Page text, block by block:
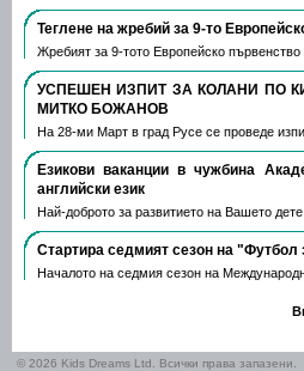
Теглене на жребий за 9-то
Жребият за 9-тото Европейско
УСПЕШЕН ИЗПИТ ЗА КОЛАНИ ПО
МИТКО БОЖАНОВ
На 28-ми Март в град Русе се проведе
Езикови ваканции​ в чужбина
английски език
Най-доброто за развитието на Вашето
Стартира седмият сезон на "Футбол
Началото на седмия сезон на
© 2026 Kids Dreams Ltd. Всички права запазени.